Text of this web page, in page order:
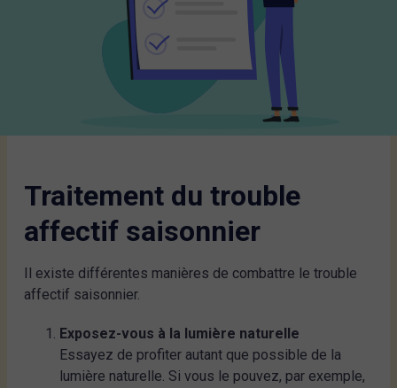
Traitement du trouble
affectif saisonnier
Il existe différentes manières de combattre le trouble
affectif saisonnier.
Exposez-vous à la lumière naturelle
Essayez de profiter autant que possible de la
lumière naturelle. Si vous le pouvez, par exemple,